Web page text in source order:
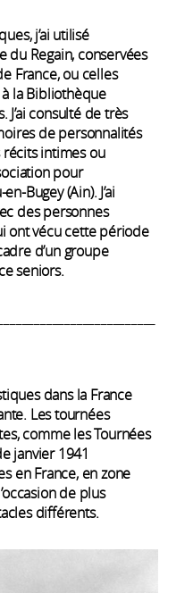
j’ai utilisé
du Regain, conservées
France, ou celles
à la Bibliothèque
consulté de très
de personnalités
intimes ou
pour
Bugey (Ain). J’ai
des personnes
ont vécu cette période
d’un groupe
seniors.
dans la France
Les tournées
comme les Tournées
janvier 1941
en France, en zone
de plus
différents.